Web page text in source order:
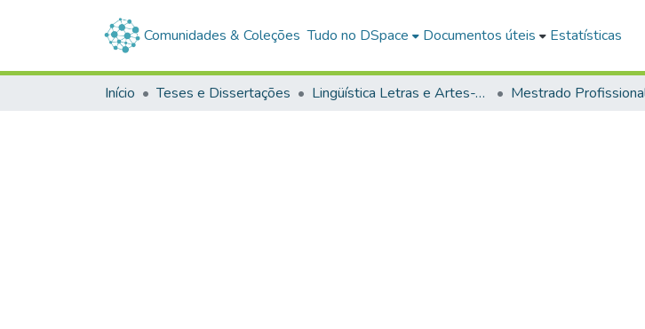
Comunidades & Coleções Tudo no DSpace Documentos úteis Estatísticas
Início Teses e Dissertações Lingüística Letras e Artes-Teses e Dissertações